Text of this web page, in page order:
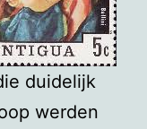
duidelijk
werden